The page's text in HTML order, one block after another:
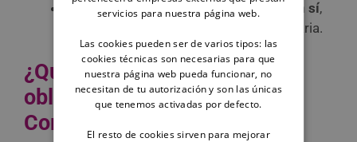
Las coberturas que incluya la póliza en sí,
como por ejemplo la asistencia veterinaria.
¿Qué debe cubrir el seguro
obligatorio para perros en la
Comunidad Valenciana?
servicios para nuestra página web.
Las cookies pueden ser de varios tipos: las
cookies técnicas son necesarias para que
nuestra página web pueda funcionar, no
necesitan de tu autorización y son las únicas
que tenemos activadas por defecto.
El resto de cookies sirven para mejorar